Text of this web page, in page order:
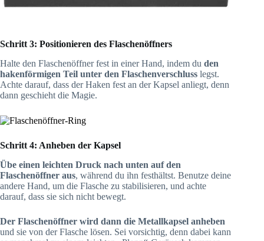
Schritt 3: Positionieren des Flaschenöffners
Halte den Flaschenöffner fest in einer Hand, indem du den
hakenförmigen Teil unter den Flaschenverschluss legst.
Achte darauf, dass der Haken fest an der Kapsel anliegt, denn
dann geschieht die Magie.
Schritt 4: Anheben der Kapsel
Übe einen leichten Druck nach unten auf den
Flaschenöffner aus, während du ihn festhältst. Benutze deine
andere Hand, um die Flasche zu stabilisieren, und achte
darauf, dass sie sich nicht bewegt.
Der Flaschenöffner wird dann die Metallkapsel anheben
und sie von der Flasche lösen. Sei vorsichtig, denn dabei kann